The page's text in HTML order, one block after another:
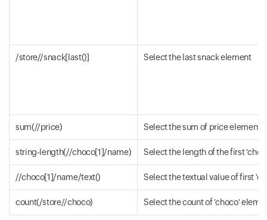
/store//snack[last()] Select the last snack element
sum(//price) Select the sum of price element
string-length(//choco[1]/name) Select the length of the first
//choco[1]/name/text() Select the textual value of first
count(/store//choco) Select the count of 'choco'